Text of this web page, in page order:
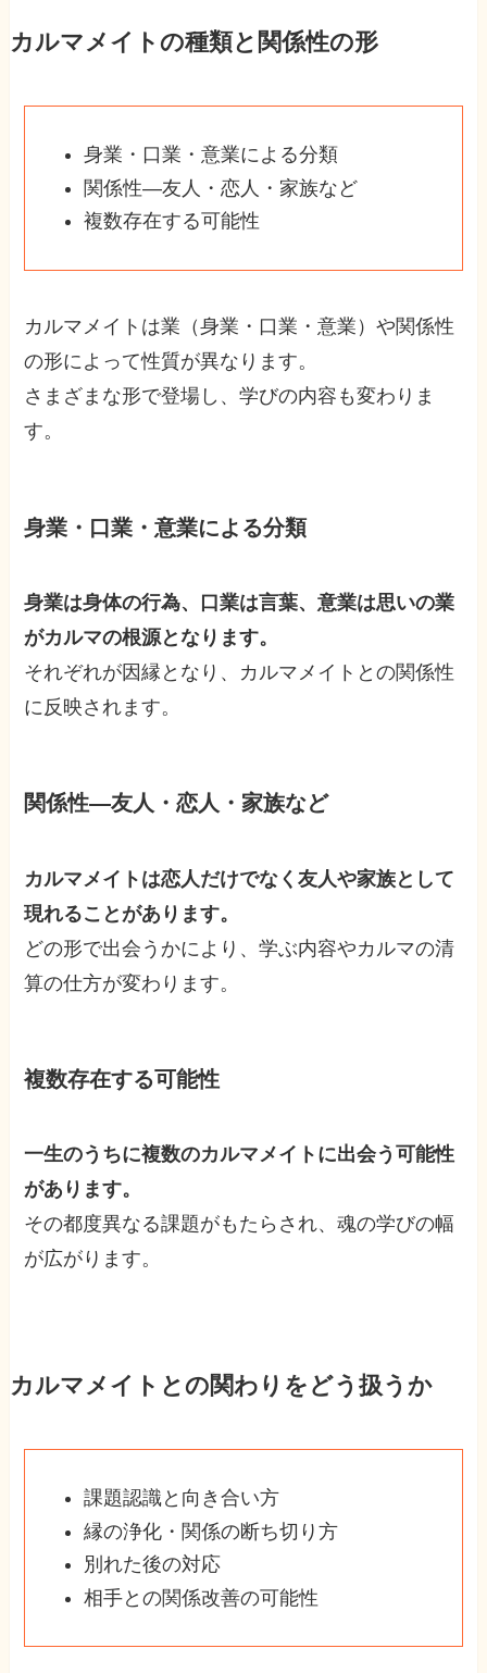
カルマメイトの種類と関係性の形
身業・口業・意業による分類
関係性—友人・恋人・家族など
複数存在する可能性
カルマメイトは業（身業・口業・意業）や関係性
の形によって性質が異なります。
さまざまな形で登場し、学びの内容も変わりま
す。
身業・口業・意業による分類
身業は身体の行為、口業は言葉、意業は思いの業
がカルマの根源となります。
それぞれが因縁となり、カルマメイトとの関係性
に反映されます。
関係性—友人・恋人・家族など
カルマメイトは恋人だけでなく友人や家族として
現れることがあります。
どの形で出会うかにより、学ぶ内容やカルマの清
算の仕方が変わります。
複数存在する可能性
一生のうちに複数のカルマメイトに出会う可能性
があります。
その都度異なる課題がもたらされ、魂の学びの幅
が広がります。
カルマメイトとの関わりをどう扱うか
課題認識と向き合い方
縁の浄化・関係の断ち切り方
別れた後の対応
相手との関係改善の可能性